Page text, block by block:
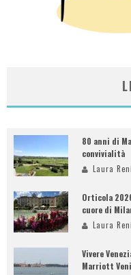
80 anni di
convivialità
Laura
Orticola
cuore di
Laura
Vivere
Marriott